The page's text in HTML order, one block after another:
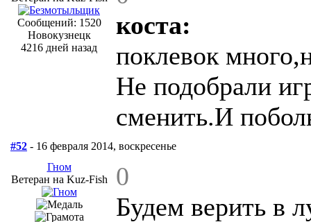
Сообщений: 1520
Новокузнецк
4216 дней назад
коста:
поклевок
Не подобрали
сменить.И
#52 - 16 февраля 2014, воскресенье
Гном
Ветеран на Kuz-Fish
0
Будем верить в